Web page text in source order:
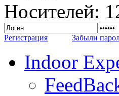
Носителей:
Регистрация Забыли
Indoor